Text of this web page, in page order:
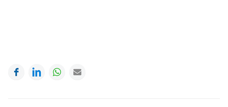
FacebookLinkedInWhatsApp